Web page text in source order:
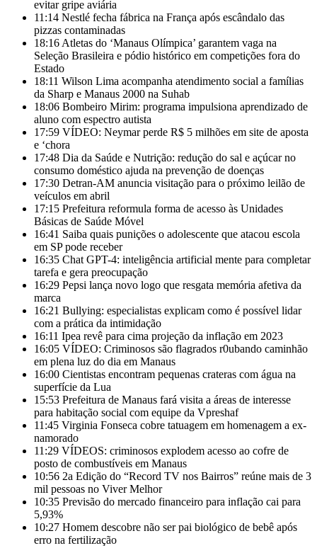
evitar gripe aviária
11:14 Nestlé fecha fábrica na França após escândalo das
pizzas contaminadas
18:16 Atletas do ‘Manaus Olímpica’ garantem vaga na
Seleção Brasileira e pódio histórico em competições fora do
Estado
18:11 Wilson Lima acompanha atendimento social a famílias
da Sharp e Manaus 2000 na Suhab
18:06 Bombeiro Mirim: programa impulsiona aprendizado de
aluno com espectro autista
17:59 VÍDEO: Neymar perde R$ 5 milhões em site de aposta
e ‘chora
17:48 Dia da Saúde e Nutrição: redução do sal e açúcar no
consumo doméstico ajuda na prevenção de doenças
17:30 Detran-AM anuncia visitação para o próximo leilão de
veículos em abril
17:15 Prefeitura reformula forma de acesso às Unidades
Básicas de Saúde Móvel
16:41 Saiba quais punições o adolescente que atacou escola
em SP pode receber
16:35 Chat GPT-4: inteligência artificial mente para completar
tarefa e gera preocupação
16:29 Pepsi lança novo logo que resgata memória afetiva da
marca
16:21 Bullying: especialistas explicam como é possível lidar
com a prática da intimidação
16:11 Ipea revê para cima projeção da inflação em 2023
16:05 VÍDEO: Criminosos são flagrados r0ubando caminhão
em plena luz do dia em Manaus
16:00 Cientistas encontram pequenas crateras com água na
superfície da Lua
15:53 Prefeitura de Manaus fará visita a áreas de interesse
para habitação social com equipe da Vpreshaf
11:45 Virginia Fonseca cobre tatuagem em homenagem a ex-
namorado
11:29 VÍDEOS: criminosos explodem acesso ao cofre de
posto de combustíveis em Manaus
10:56 2a Edição do “Record TV nos Bairros” reúne mais de 3
mil pessoas no Viver Melhor
10:35 Previsão do mercado financeiro para inflação cai para
5,93%
10:27 Homem descobre não ser pai biológico de bebê após
erro na fertilização